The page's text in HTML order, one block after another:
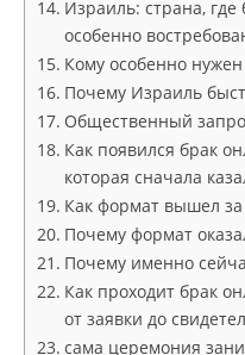
Израиль: страна, где
особенно
Кому особенно
Почему Израиль
Общественный
Как появился брак
которая сначала
Как формат вышел
Почему формат
Почему именно
Как проходит брак
от заявки до
сама церемония